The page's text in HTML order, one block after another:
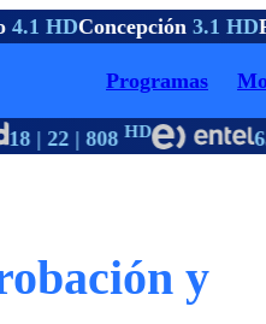
HDConcepción3.1 HD
Programas
| 22 | 808HD 63
y